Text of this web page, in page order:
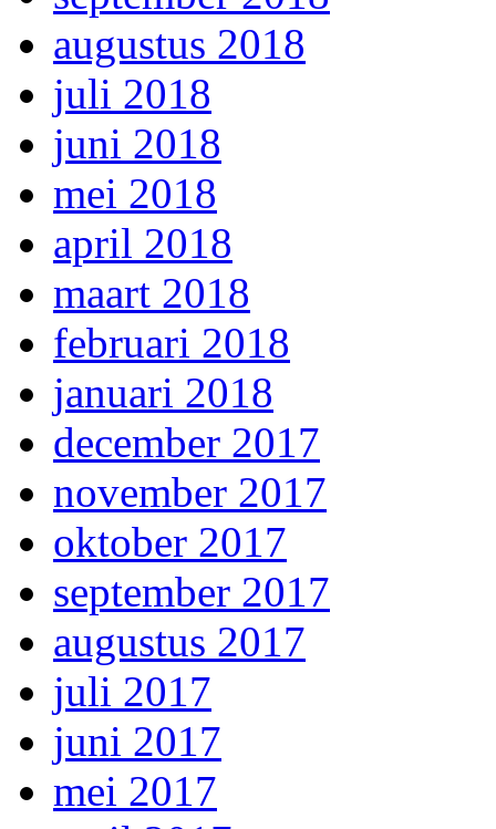
augustus 2018
juli 2018
juni 2018
mei 2018
april 2018
maart 2018
februari 2018
januari 2018
december 2017
november 2017
oktober 2017
september 2017
augustus 2017
juli 2017
juni 2017
mei 2017